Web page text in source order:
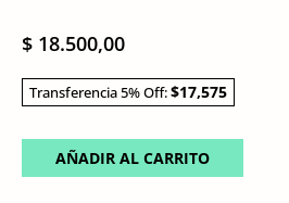
$ 18.500,00
Transferencia 5% Off:$17,575
AÑADIR AL CARRITO